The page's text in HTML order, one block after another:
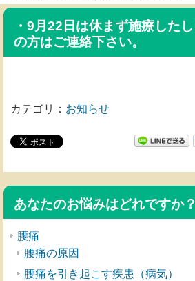
・9月22日は休まず施療した
の方はご連絡下さい。
カテゴリ： お知らせ
あなたのお悩みはどれですか？
腰痛
腰痛の原因
腰痛を引き起こす疾患（病気）